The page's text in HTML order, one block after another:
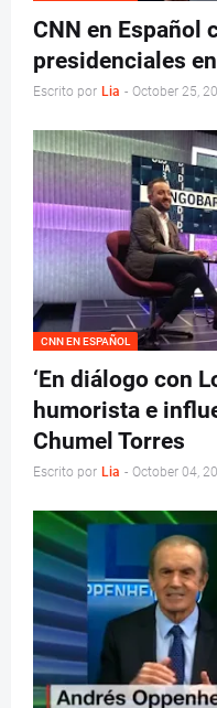
CNN en Español
presidenciales
Escrito por Lia - October 25,
CNN EN ESPAÑOL
‘En diálogo con
humorista e
Chumel Torres
Escrito por Lia - October 04,